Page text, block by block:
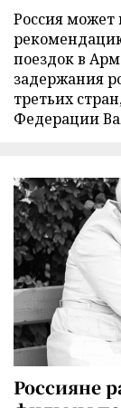
Россия
поездок в
задержания
третьих
Федерации
Россияне